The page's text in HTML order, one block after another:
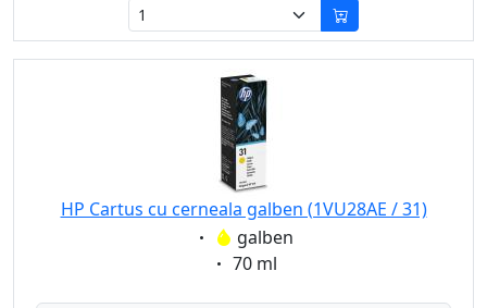
HP Cartus cu cerneala galben (1VU28AE / 31)
Eigenschaft:
galben
Eigenschaft:
70 ml